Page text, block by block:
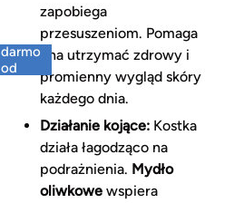
darmo
od
zapobiega
przesuszeniom. Pomaga
ona utrzymać zdrowy i
promienny wygląd skóry
każdego dnia.
Działanie kojące:Kostka
działa łagodząco na
podrażnienia. Mydło
oliwkowewspiera